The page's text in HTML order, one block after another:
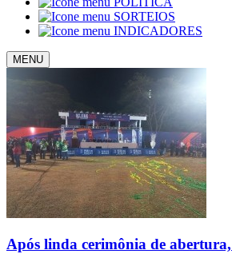
SORTEIOS
INDICADORES
MENU
Após linda cerimônia de